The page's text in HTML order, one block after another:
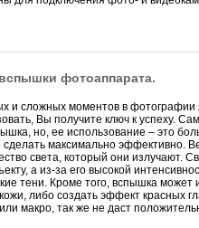
фотоаппарата.
и сложных моментов в фотографии
Вы получите ключ к успеху.
но, ее использование – это
сделать максимально
света, который они излучают.
а из-за его высокой
тени. Кроме того, вспышка
либо создать эффект красных
макро, так же не даст